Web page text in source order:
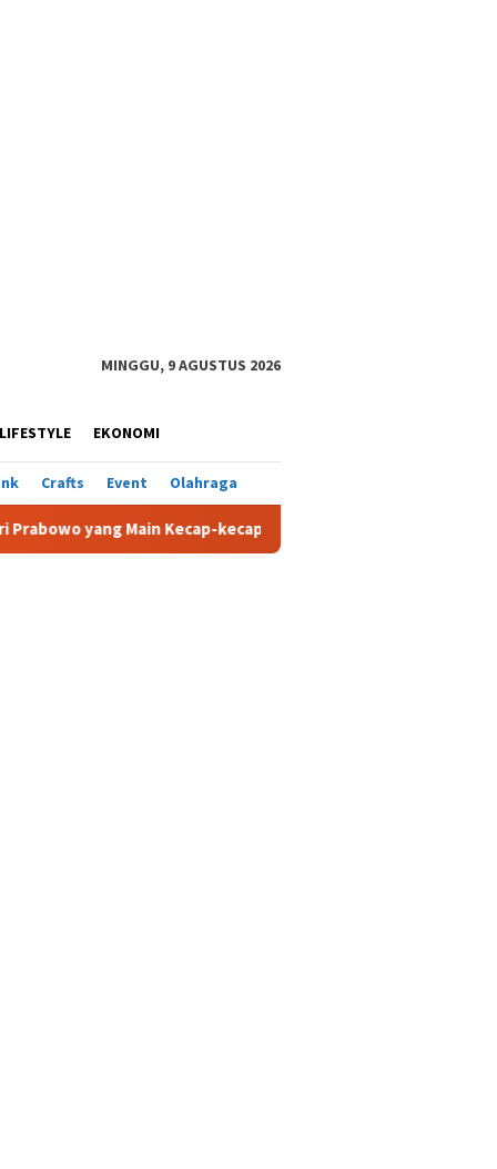
MINGGU, 9 AGUSTUS 2026
LIFESTYLE EKONOMI
Crafts Event Olahraga
kecapan Diatas Sofa? ini Sosok Rizky dan Eka yang Viral